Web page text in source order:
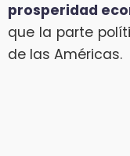
prosperidad
que la parte
de las Américas.